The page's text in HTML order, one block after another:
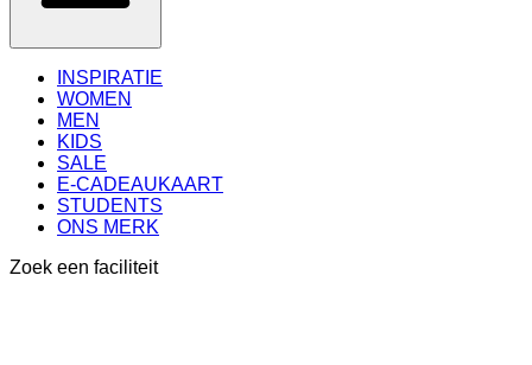
INSPIRATIE
WOMEN
MEN
KIDS
SALE
E-CADEAUKAART
STUDENTS
ONS MERK
Zoek een faciliteit